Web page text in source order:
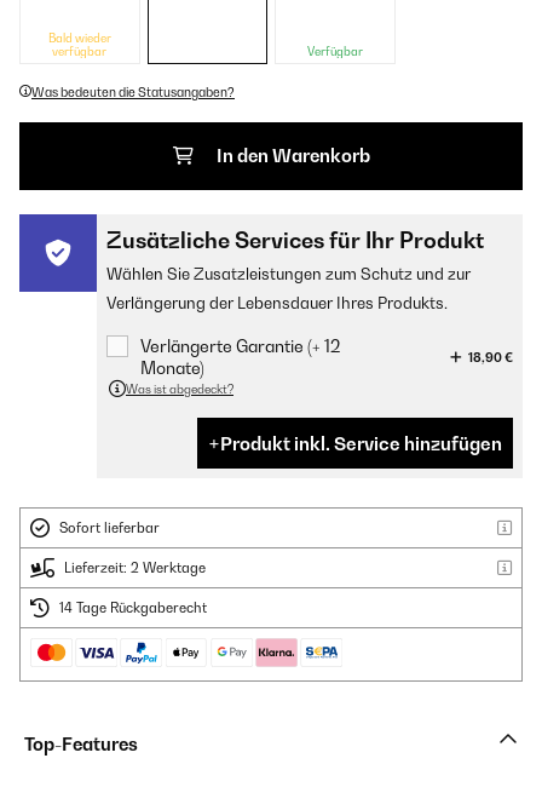
Bald wieder
verfügbar
Verfügbar
Was bedeuten die Statusangaben?
In den Warenkorb
Zusätzliche Services für Ihr Produkt
Wählen Sie Zusatzleistungen zum Schutz und zur
Verlängerung der Lebensdauer Ihres Produkts.
Verlängerte Garantie (+ 12
Monate)
18,90 €
Was ist abgedeckt?
Produkt inkl. Service hinzufügen
Sofort lieferbar
Lieferzeit: 2 Werktage
14 Tage Rückgaberecht
Top-Features